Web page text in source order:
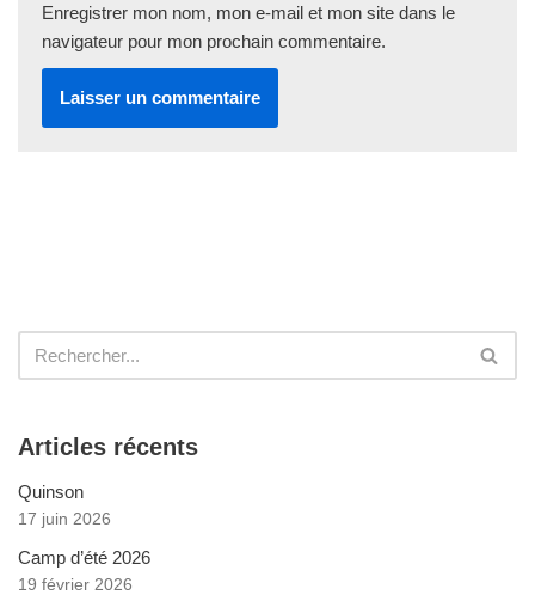
Enregistrer mon nom, mon e-mail et mon site dans le
navigateur pour mon prochain commentaire.
Articles récents
Quinson
17 juin 2026
Camp d’été 2026
19 février 2026